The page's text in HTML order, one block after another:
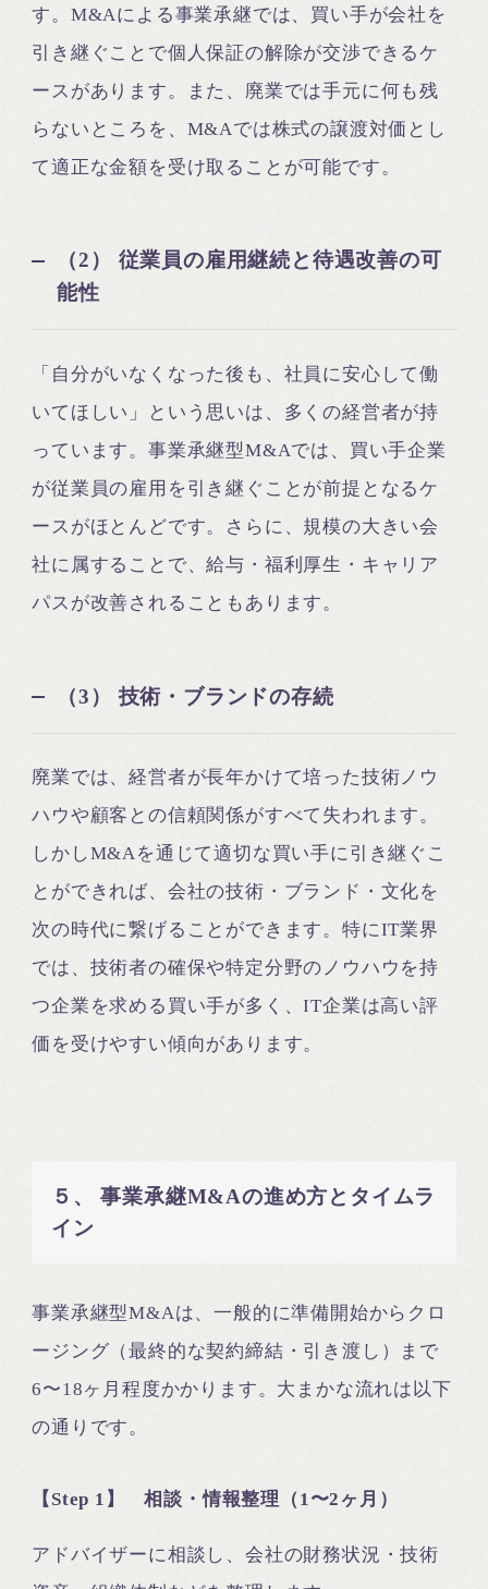
す。M&Aによる事業承継では、買い手が会社を
引き継ぐことで個人保証の解除が交渉できるケ
ースがあります。また、廃業では手元に何も残
らないところを、M&Aでは株式の譲渡対価とし
て適正な金額を受け取ることが可能です。
（2） 従業員の雇用継続と待遇改善の可
能性
「自分がいなくなった後も、社員に安心して働
いてほしい」という思いは、多くの経営者が持
っています。事業承継型M&Aでは、買い手企業
が従業員の雇用を引き継ぐことが前提となるケ
ースがほとんどです。さらに、規模の大きい会
社に属することで、給与・福利厚生・キャリア
パスが改善されることもあります。
（3） 技術・ブランドの存続
廃業では、経営者が長年かけて培った技術ノウ
ハウや顧客との信頼関係がすべて失われます。
しかしM&Aを通じて適切な買い手に引き継ぐこ
とができれば、会社の技術・ブランド・文化を
次の時代に繋げることができます。特にIT業界
では、技術者の確保や特定分野のノウハウを持
つ企業を求める買い手が多く、IT企業は高い評
価を受けやすい傾向があります。
５、 事業承継M&Aの進め方とタイムラ
イン
事業承継型M&Aは、一般的に準備開始からクロ
ージング（最終的な契約締結・引き渡し）まで
6〜18ヶ月程度かかります。大まかな流れは以下
の通りです。
【Step 1】 相談・情報整理（1〜2ヶ月）
アドバイザーに相談し、会社の財務状況・技術